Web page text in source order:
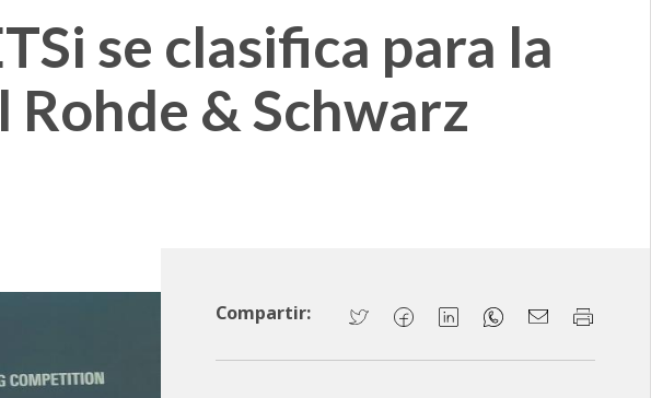
se clasifica para la
& Schwarz
Compartir: